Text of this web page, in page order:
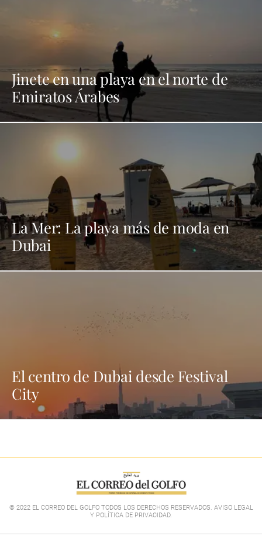
Jinete en una playa en el norte de
Emiratos Árabes
La Mer: La playa más de moda en
Dubai
El centro de Dubai desde Festival
City
© 2022 EL CORREO DEL GOLFO TODOS LOS DERECHOS RESERVADOS. AVISO LEGAL
Y POLÍTICA DE PRIVACIDAD.